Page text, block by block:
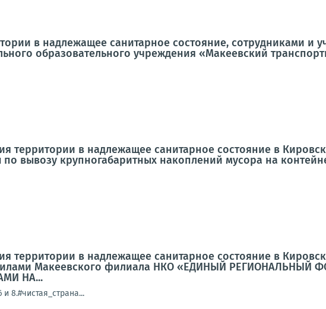
в надлежащее санитарное состояние, сотрудниками и
образовательного учреждения «Макеевский
территории в надлежащее санитарное состояние в
вывозу крупногабаритных накоплений мусора на
территории в надлежащее санитарное состояние в
Макеевского филиала НКО «ЕДИНЫЙ РЕГИОНАЛЬНЫЙ
НА...
8.#чистая_страна...